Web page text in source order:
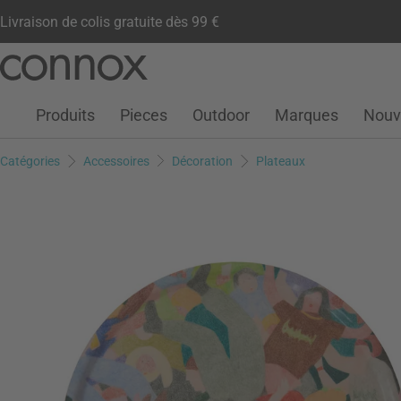
Livraison de colis gratuite dès 99 €
contenu
Compte clientListe de souhaits
Warenkorb
Produits Pieces Outdoor Marques
Catégories Accessoires Décoration Plateaux